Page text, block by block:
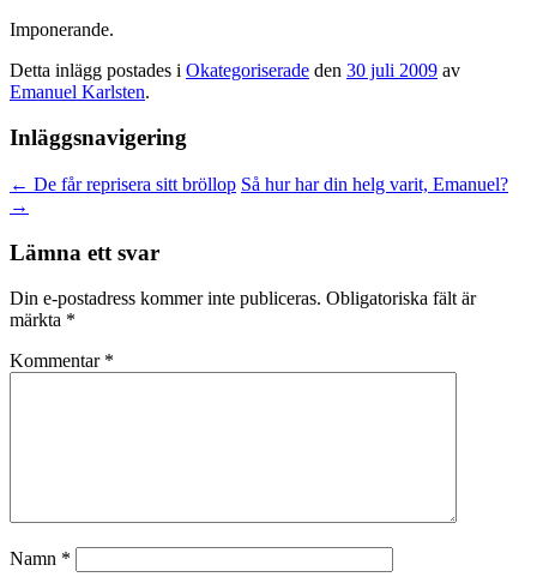
Imponerande.
Detta inlägg postades i Okategoriserade den 30 juli 2009 av
Emanuel Karlsten.
Inläggsnavigering
← De får reprisera sitt bröllop Så hur har din helg varit, Emanuel?
→
Lämna ett svar
Din e-postadress kommer inte publiceras. Obligatoriska fält är
märkta *
Kommentar *
Namn *